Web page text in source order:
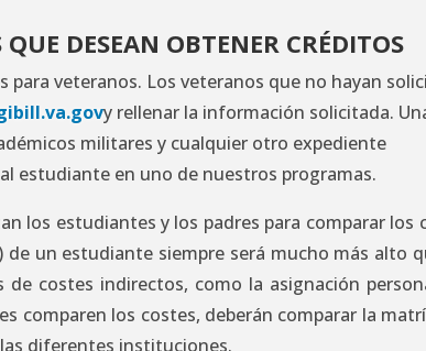
DESEAN OBTENER CRÉDITOS
para veteranos. Los veteranos que no hayan
y rellenar la información solicitada.
militares y cualquier otro expediente
estudiante en uno de nuestros programas.
los estudiantes y los padres para comparar los
un estudiante siempre será mucho más alto
costes indirectos, como la asignación
comparen los costes, deberán comparar la
diferentes instituciones.